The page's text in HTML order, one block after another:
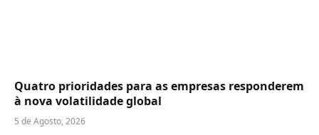
Quatro prioridades para as empresas responderem
à nova volatilidade global
5 de Agosto, 2026